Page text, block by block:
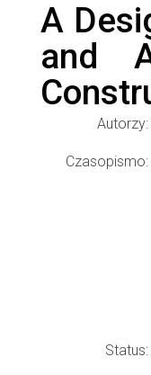
A
and
Autorzy:
Czasopismo:
Status: